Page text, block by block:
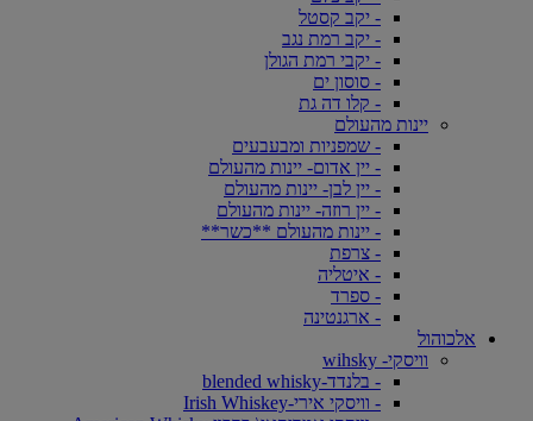
- יקב קסטל
- יקב רמת נגב
- יקבי רמת הגולן
- סוסון ים
- קלו דה גת
יינות מהעולם
- שמפניות ומבעבעים
- יין אדום- יינות מהעולם
- יין לבן- יינות מהעולם
- יין רוזה- יינות מהעולם
- יינות מהעולם **כשר**
- צרפת
- איטליה
- ספרד
- ארגנטינה
אלכוהול
וויסקי- wihsky
- בלנדד-blended whisky
- וויסקי אירי-Irish Whiskey